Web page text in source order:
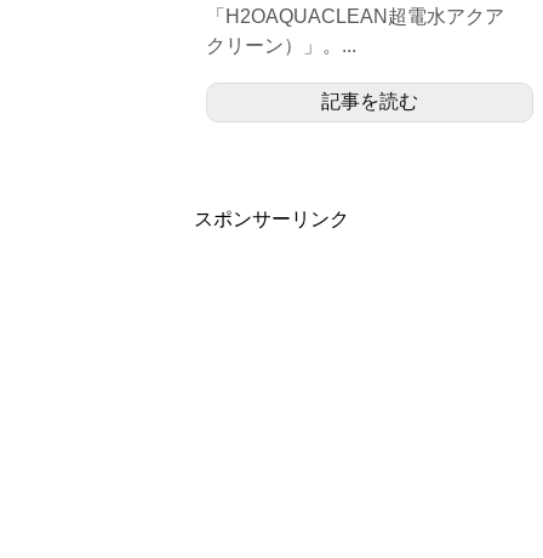
「H2OAQUACLEAN超電水アクア
クリーン）」。...
記事を読む
スポンサーリンク